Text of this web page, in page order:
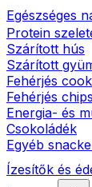
Egészséges
Protein
Szárított hús
Szárított
Fehérjés
Fehérjés
Energia- és
Csokoládék
Egyéb
Ízesítők és